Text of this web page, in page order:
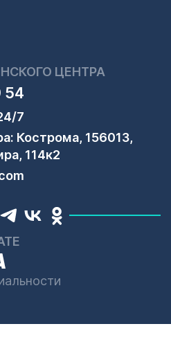
ЦЕНТРА
54
7
Кострома, 156013,
114к2